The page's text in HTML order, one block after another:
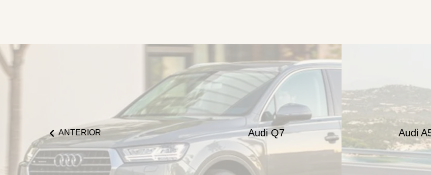
ANTERIOR Audi Q7 Audi